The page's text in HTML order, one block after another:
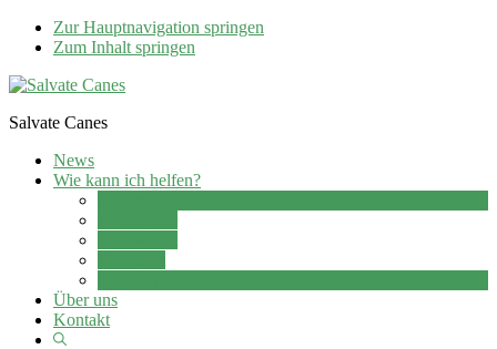
Zur Hauptnavigation springen
Zum Inhalt springen
Salvate Canes
News
Wie kann ich helfen?
Über uns
Kontakt
Show